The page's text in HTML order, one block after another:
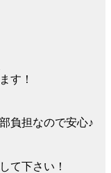
す！
負担なので安心♪
て下さい！